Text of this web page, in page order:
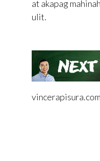
at akapag
ulit.
vincerapisura.com